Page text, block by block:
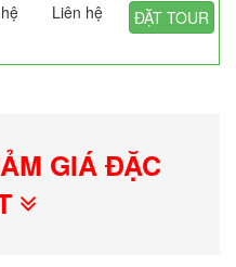
Liên hệ
ĐẶT TOUR
GIÁ ĐẶC